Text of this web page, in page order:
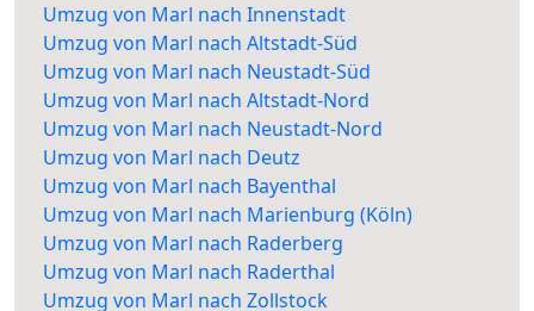
Umzug von Marl nach Innenstadt
Umzug von Marl nach Altstadt-Süd
Umzug von Marl nach Neustadt-Süd
Umzug von Marl nach Altstadt-Nord
Umzug von Marl nach Neustadt-Nord
Umzug von Marl nach Deutz
Umzug von Marl nach Bayenthal
Umzug von Marl nach Marienburg (Köln)
Umzug von Marl nach Raderberg
Umzug von Marl nach Raderthal
Umzug von Marl nach Zollstock